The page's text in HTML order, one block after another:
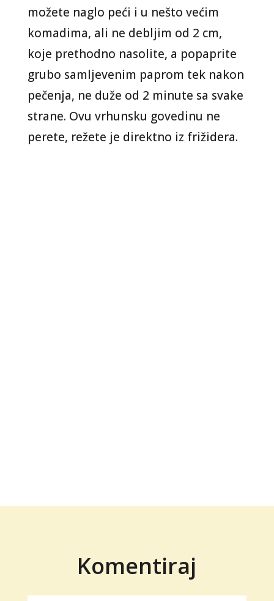
možete naglo peći i u nešto većim
komadima, ali ne debljim od 2 cm,
koje prethodno nasolite, a popaprite
grubo samljevenim paprom tek nakon
pečenja, ne duže od 2 minute sa svake
strane. Ovu vrhunsku govedinu ne
perete, režete je direktno iz frižidera.
Komentiraj